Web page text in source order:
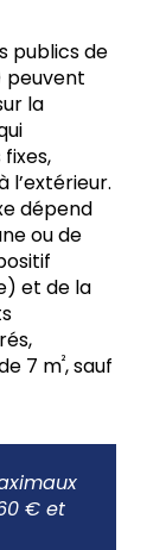
publics de
peuvent
la
l’extérieur.
dépend
ou de
et de la
7 m², sauf
€ et